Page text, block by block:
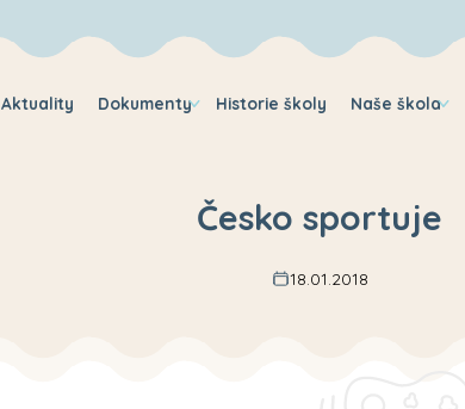
Aktuality Dokumenty Historie školy Naše škola
Česko sportuje
18.01.2018